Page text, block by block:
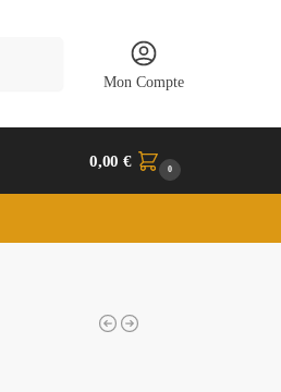
Mon Compte
0,00€ 0